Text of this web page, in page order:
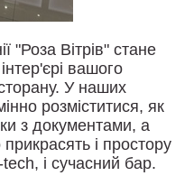
"Роза Вітрів" стане
інтер'єрі вашого
. У наших
розміститися, як
з документами, а
прикрасять і простору
tech, і сучасний бар.